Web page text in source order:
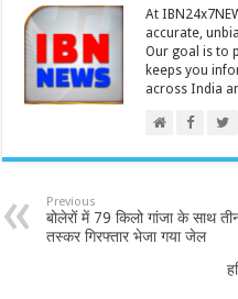
At
accurate,
Our goal is to
keeps you
across India
Previous
बोलेरों में 79 किलो गांजा के साथ
तस्कर गिरफ्तार भेजा गया जेल